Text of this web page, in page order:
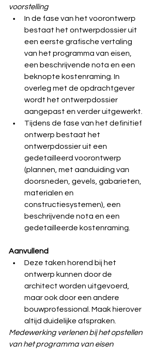
voorstelling
In de fase van het voorontwerp
bestaat het ontwerpdossier uit
een eerste grafische vertaling
van het programma van eisen,
een beschrijvende nota en een
beknopte kostenraming. In
overleg met de opdrachtgever
wordt het ontwerpdossier
aangepast en verder uitgewerkt.
Tijdens de fase van het definitief
ontwerp bestaat het
ontwerpdossier uit een
gedetailleerd voorontwerp
(plannen, met aanduiding van
doorsneden, gevels, gabarieten,
materialen en
constructiesystemen), een
beschrijvende nota en een
gedetailleerde kostenraming.
Aanvullend
Deze taken horend bij het
ontwerp kunnen door de
architect worden uitgevoerd,
maar ook door een andere
bouwprofessional. Maak hierover
altijd duidelijke afspraken.
Medewerking verlenen bij het opstellen
van het programma van eisen